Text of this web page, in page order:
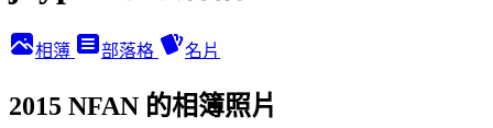
相簿 部落格 名片
2015 NFAN 的相簿照片